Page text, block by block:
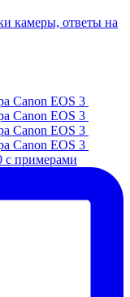
камеры, ответы на
Canon EOS 3
Canon EOS 3
Canon EOS 3
Canon EOS 3
с примерами